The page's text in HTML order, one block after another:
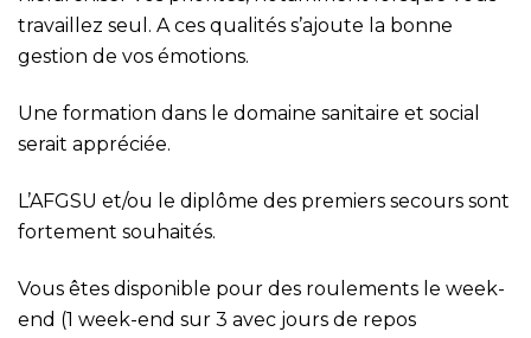
travaillez seul. A ces qualités s’ajoute la bonne
gestion de vos émotions.
Une formation dans le domaine sanitaire et social
serait appréciée.
L’AFGSU et/ou le diplôme des premiers secours sont
fortement souhaités.
Vous êtes disponible pour des roulements le week-
end (1 week-end sur 3 avec jours de repos